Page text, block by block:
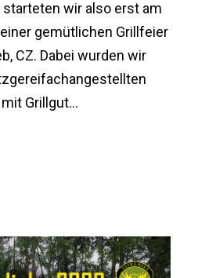
wir also erst am
gemütlichen Grillfeier
CZ. Dabei wurden wir
Grillgut...